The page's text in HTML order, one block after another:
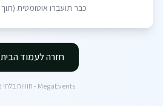
כבר תועברו אוטומטית (תוך
חזרה לעמוד הבית
MegaEvents - חוויות בלתי נשכחות